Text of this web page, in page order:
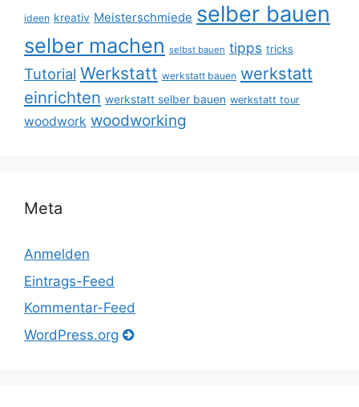
ideen kreativ Meisterschmiede selber bauen
selber machen selbst bauen tipps tricks
Tutorial Werkstatt werkstatt bauen werkstatt
einrichten werkstatt selber bauen werkstatt tour
woodwork woodworking
Meta
Anmelden
Eintrags-Feed
Kommentar-Feed
WordPress.org